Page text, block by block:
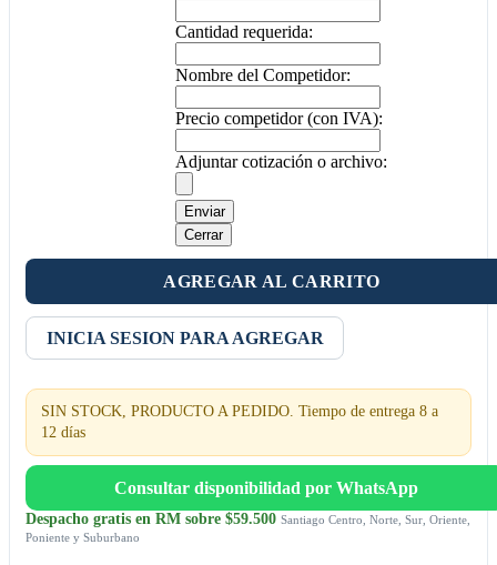
Cantidad requerida:
Nombre del Competidor:
Precio competidor (con IVA):
Adjuntar cotización o archivo:
Enviar
Cerrar
AGREGAR AL CARRITO
INICIA SESION PARA AGREGAR
SIN STOCK, PRODUCTO A PEDIDO. Tiempo de entrega 8 a
12 días
Consultar disponibilidad por WhatsApp
Despacho gratis en RM sobre $59.500 Santiago Centro, Norte, Sur, Oriente,
Poniente y Suburbano